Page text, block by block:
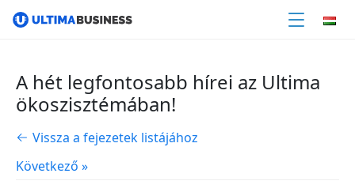
A hét legfontosabb hírei az Ultima
ökoszisztémában!
Vissza a fejezetek listájához
Következő »